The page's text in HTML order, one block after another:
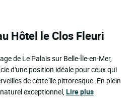
Hôtel le Clos Fleuri
de Le Palais sur Belle-Île-en-Mer,
d'une position idéale pour ceux qui
de cette île pittoresque. En plein
exceptionnel,Lire plus